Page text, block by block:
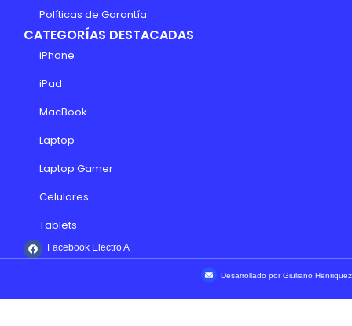
Políticas de Garantía
CATEGORÍAS DESTACADAS
iPhone
iPad
MacBook
Laptop
Laptop Gamer
Celulares
Tablets
Facebook Electro A
Desarrollado por Giuliano Henriquez